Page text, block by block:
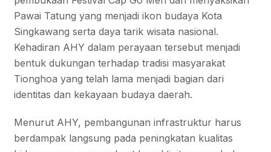
Pawai Tatung yang menjadi ikon budaya Kota
Singkawang serta daya tarik wisata nasional.
Kehadiran AHY dalam perayaan tersebut menjadi
bentuk dukungan terhadap tradisi masyarakat
Tionghoa yang telah lama menjadi bagian dari
identitas dan kekayaan budaya daerah.
Menurut AHY, pembangunan infrastruktur harus
berdampak langsung pada peningkatan kualitas